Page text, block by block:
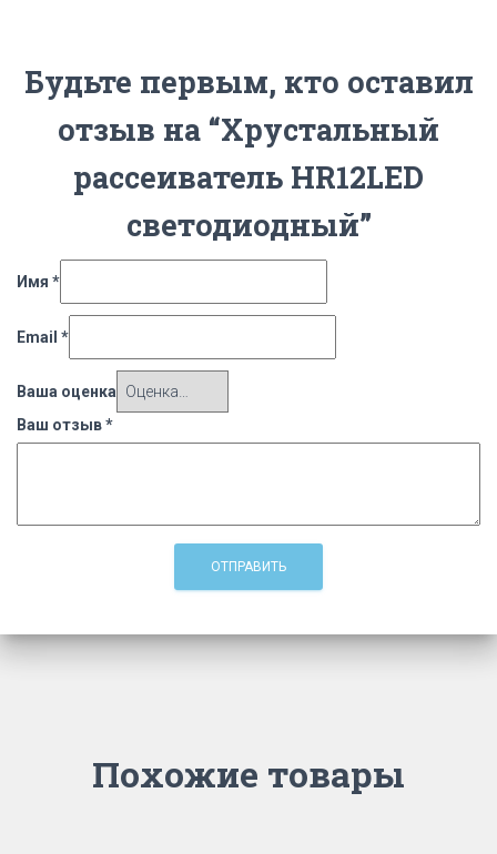
Будьте первым, кто оставил
отзыв на “Хрустальный
рассеиватель HR12LED
светодиодный”
Имя *
Email *
Ваша оценка
Ваш отзыв*
Похожие товары